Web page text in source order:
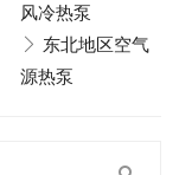
风冷热泵
东北地区空气
源热泵